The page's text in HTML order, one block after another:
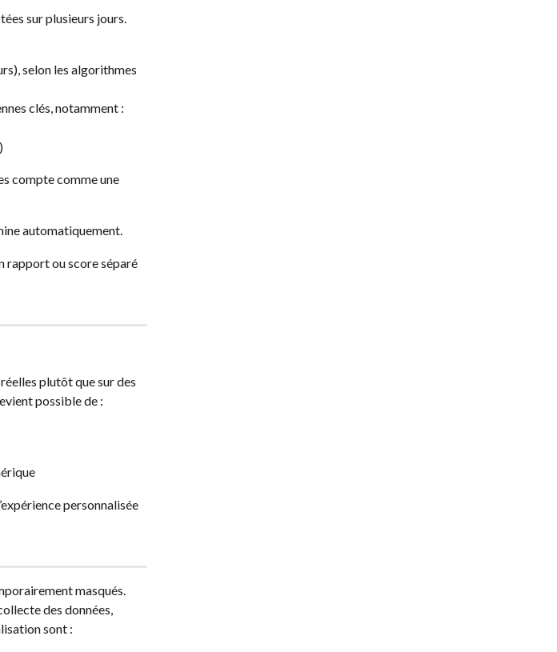
sur plusieurs jours.
selon les algorithmes
clés, notamment :
compte comme une
automatiquement.
rapport ou score séparé
plutôt que sur des
possible de :
personnalisée
masqués.
des données,
sont :